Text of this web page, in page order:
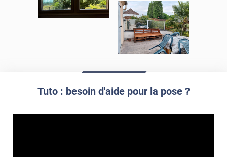
Tuto : besoin d'aide pour la pose ?